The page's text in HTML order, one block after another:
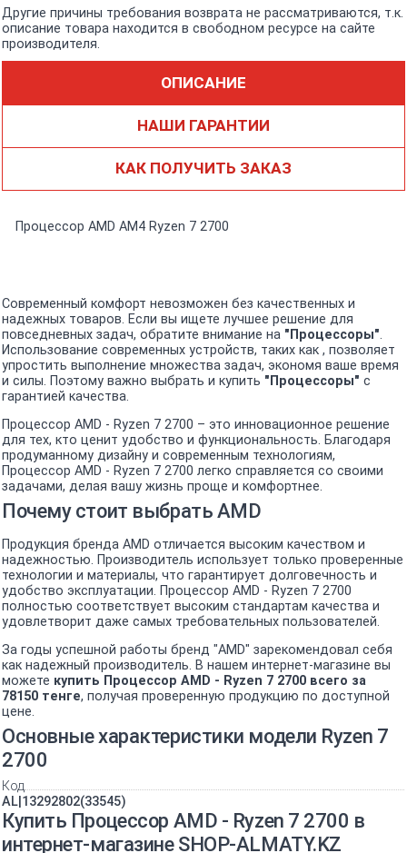
Другие причины требования возврата не рассматриваются, т.к.
описание товара находится в свободном ресурсе на сайте
производителя.
ОПИСАНИЕ
НАШИ ГАРАНТИИ
КАК ПОЛУЧИТЬ ЗАКАЗ
Процессор AMD AM4 Ryzen 7 2700
Современный комфорт невозможен без качественных и
надежных товаров. Если вы ищете лучшее решение для
повседневных задач, обратите внимание на "Процессоры".
Использование современных устройств, таких как , позволяет
упростить выполнение множества задач, экономя ваше время
и силы. Поэтому важно выбрать и купить "Процессоры" с
гарантией качества.
Процессор AMD - Ryzen 7 2700 – это инновационное решение
для тех, кто ценит удобство и функциональность. Благодаря
продуманному дизайну и современным технологиям,
Процессор AMD - Ryzen 7 2700 легко справляется со своими
задачами, делая вашу жизнь проще и комфортнее.
Почему стоит выбрать AMD
Продукция бренда AMD отличается высоким качеством и
надежностью. Производитель использует только проверенные
технологии и материалы, что гарантирует долговечность и
удобство эксплуатации. Процессор AMD - Ryzen 7 2700
полностью соответствует высоким стандартам качества и
удовлетворит даже самых требовательных пользователей.
За годы успешной работы бренд "AMD" зарекомендовал себя
как надежный производитель. В нашем интернет-магазине вы
можете купить Процессор AMD - Ryzen 7 2700 всего за
78150 тенге, получая проверенную продукцию по доступной
цене.
Основные характеристики модели Ryzen 7
2700
Код
AL|13292802(33545)
Купить Процессор AMD - Ryzen 7 2700 в
интернет-магазине SHOP-ALMATY.KZ